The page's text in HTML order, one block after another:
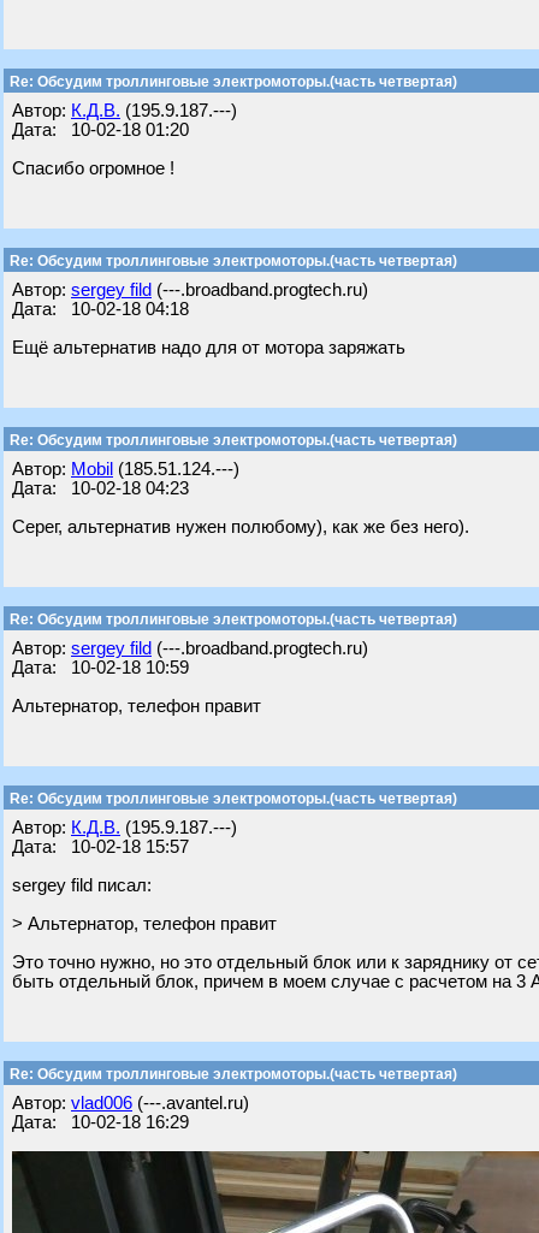
Re: Обсудим троллинговые электромоторы.(часть четвертая)
Автор: К.Д.В. (195.9.187.---)
Дата: 10-02-18 01:20
Спасибо огромное !
Re: Обсудим троллинговые электромоторы.(часть четвертая)
Автор: sergey fild (---.broadband.progtech.ru)
Дата: 10-02-18 04:18
Ещё альтернатив надо для от мотора заряжать
Re: Обсудим троллинговые электромоторы.(часть четвертая)
Автор: Mobil (185.51.124.---)
Дата: 10-02-18 04:23
Серег, альтернатив нужен полюбому), как же без него).
Re: Обсудим троллинговые электромоторы.(часть четвертая)
Автор: sergey fild (---.broadband.progtech.ru)
Дата: 10-02-18 10:59
Альтернатор, телефон правит
Re: Обсудим троллинговые электромоторы.(часть четвертая)
Автор: К.Д.В. (195.9.187.---)
Дата: 10-02-18 15:57
sergey fild писал:
> Альтернатор, телефон правит
Это точно нужно, но это отдельный блок или к заряднику от
быть отдельный блок, причем в моем случае с расчетом на 3
Re: Обсудим троллинговые электромоторы.(часть четвертая)
Автор: vlad006 (---.avantel.ru)
Дата: 10-02-18 16:29